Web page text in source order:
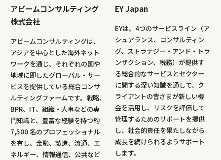
アビームコンサルティング
株式会社
アビームコンサルティングは、
アジアを中心とした海外ネット
ワークを通じ、それぞれの国や
地域に即したグローバル・サー
ビスを提供している総合コンサ
ルティングファームです。戦略、
BPR、IT、組織・人事などの専
門知識と、豊富な経験を持つ約
7,500 名のプロフェッショナル
を有し、金融、製造、流通、エ
ネルギー、情報通信、公共など
EY Japan
EYは、4つのサービスライン（ア
シュアランス、コンサルティン
グ、ストラテジー・アンド・トラ
ンザクション、税務）が提供す
る総合的なサービスとセクター
に関する深い知識を通して、ク
ライアントの皆さまが新しい機
会を活用し、リスクを評価して
管理するためのサポートを提供
し、社会的責任を果たしながら
成長を続けられるようサポート
します。